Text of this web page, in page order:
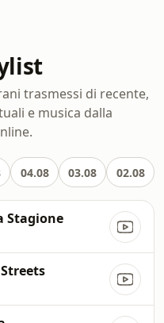
trasmessi di recente,
e musica dalla
04.08 03.08 02.08
Stagione